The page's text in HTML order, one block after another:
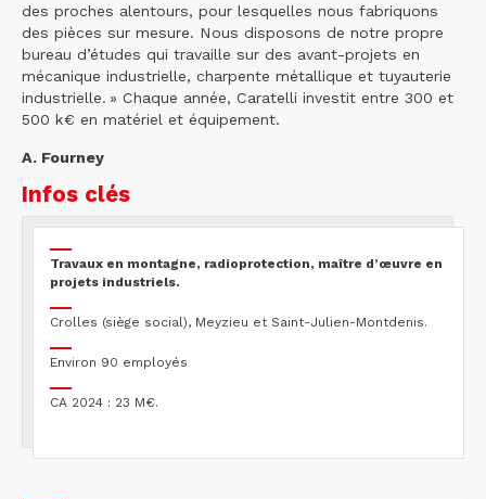
des proches alentours, pour lesquelles nous fabriquons
des pièces sur mesure. Nous disposons de notre propre
bureau d’études qui travaille sur des avant-projets en
mécanique industrielle, charpente métallique et tuyauterie
industrielle. » Chaque année, Caratelli investit entre 300 et
500 k€ en matériel et équipement.
A. Fourney
Infos clés
Travaux en montagne, radioprotection, maître d’œuvre en
projets industriels.
Crolles (siège social), Meyzieu et Saint-Julien-Montdenis.
Environ 90 employés
CA 2024 : 23 M€.